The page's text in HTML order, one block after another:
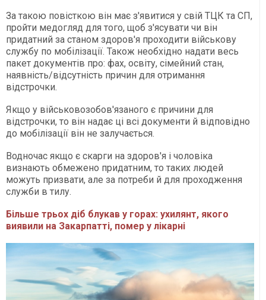
За такою повісткою він має з'явитися у свій ТЦК та СП,
пройти медогляд для того, щоб з'ясувати чи він
придатний за станом здоров'я проходити військову
службу по мобілізації. Також необхідно надати весь
пакет документів про: фах, освіту, сімейний стан,
наявність/відсутність причин для отримання
відстрочки.
Якщо у військовозобов'язаного є причини для
відстрочки, то він надає ці всі документи й відповідно
до мобілізації він не залучається.
Водночас якщо є скарги на здоров'я і чоловіка
визнають обмежено придатним, то таких людей
можуть призвати, але за потреби й для проходження
служби в тилу.
Більше трьох діб блукав у горах: ухилянт, якого
виявили на Закарпатті, помер у лікарні